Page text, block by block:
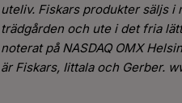
uteliv. Fiskars produkter säljs i
trädgården och ute i det fria
noterat på NASDAQ OMX
är Fiskars, Iittala och Gerber.